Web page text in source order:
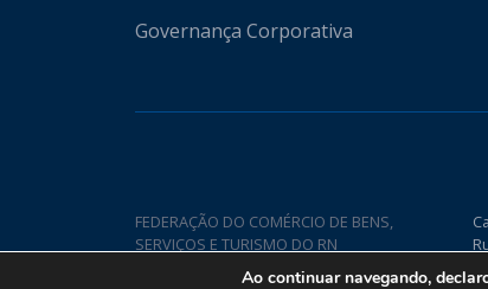
Governança Corporativa
FEDERAÇÃO DO COMÉRCIO DE BENS,
SERVIÇOS E TURISMO DO RN
Ao continuar navegando,